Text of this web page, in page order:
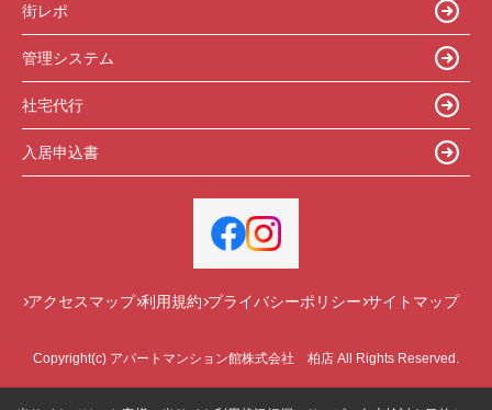
街レポ
管理システム
社宅代行
入居申込書
アクセスマップ 利用規約 プライバシーポリシー サイトマップ
Copyright(c) アパートマンション館株式会社 柏店 All Rights Reserved.